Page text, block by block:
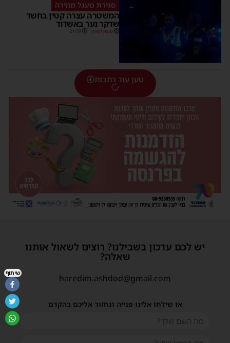
סגירת מעגל מהירה
המשטרה עצרה קטין בחשד
שדקר נער באשדוד
משה קאהן 21:59
טען עוד כתבות
יש לכם עדכון בשבילנו? רוצים לשאול אותנו
שאלה?
haredim.ashdod@gmail.com
או שילחו אלינו פנייה ונחזור אליכם בהקדם
שיתוף